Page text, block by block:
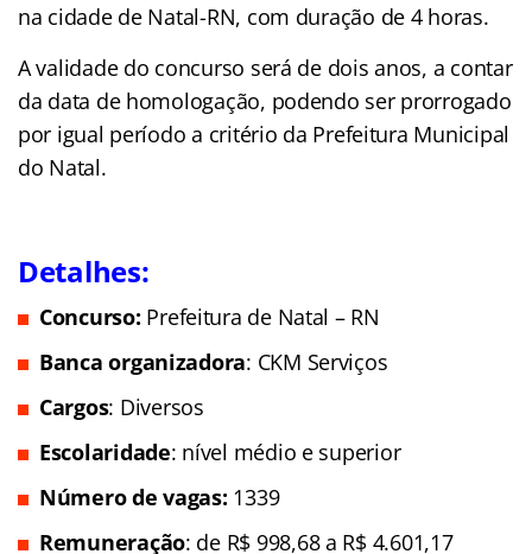
na cidade de Natal-RN, com duração de 4 horas.
A validade do concurso será de dois anos, a contar
da data de homologação, podendo ser prorrogado
por igual período a critério da Prefeitura Municipal
do Natal.
Detalhes:
Concurso: Prefeitura de Natal – RN
Banca organizadora: CKM Serviços
Cargos: Diversos
Escolaridade: nível médio e superior
Número de vagas: 1339
Remuneração: de R$ 998,68 a R$ 4.601,17